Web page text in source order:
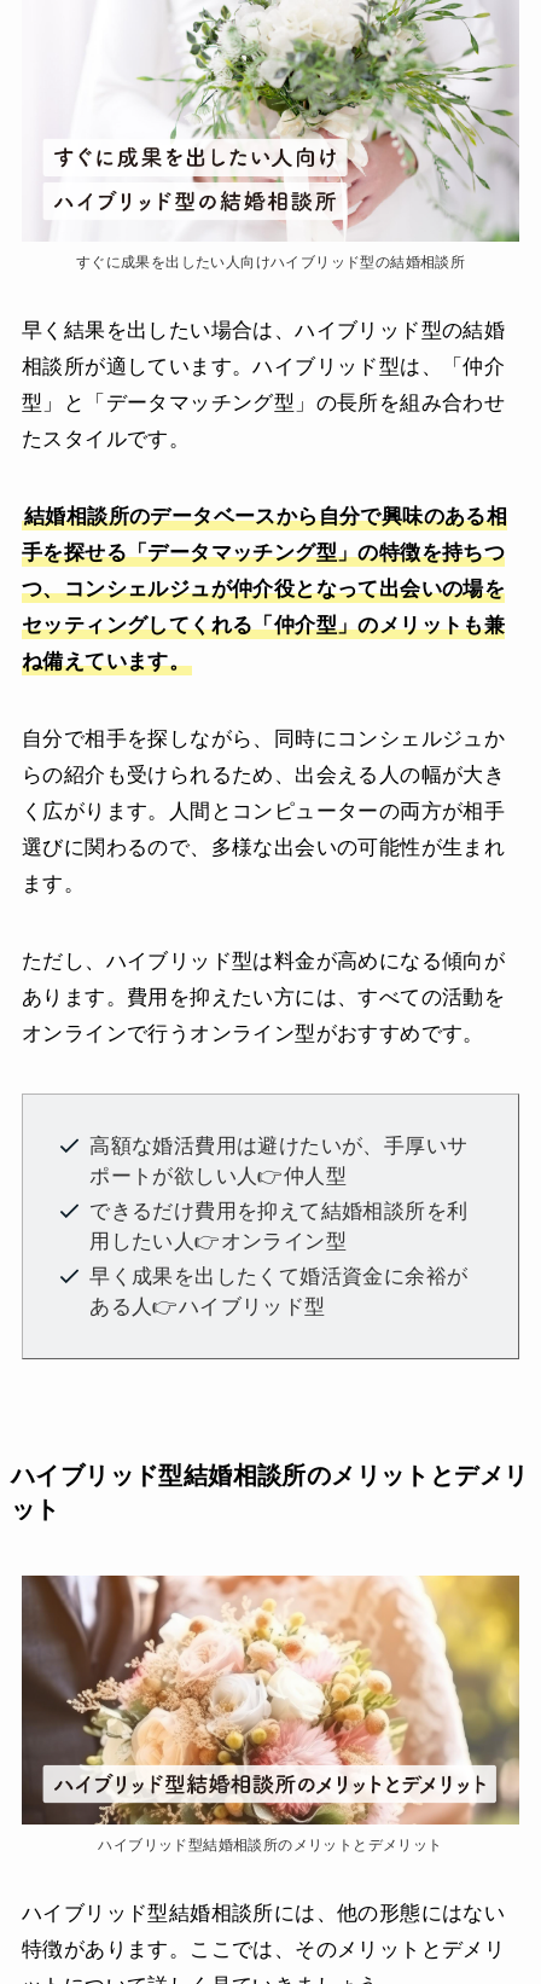
すぐに成果を出したい人向けハイブリッド型の結婚相談所
早く結果を出したい場合は、ハイブリッド型の結婚
相談所が適しています。ハイブリッド型は、「仲介
型」と「データマッチング型」の長所を組み合わせ
たスタイルです。
結婚相談所のデータベースから自分で興味のある相
手を探せる「データマッチング型」の特徴を持ちつ
つ、コンシェルジュが仲介役となって出会いの場を
セッティングしてくれる「仲介型」のメリットも兼
ね備えています。
自分で相手を探しながら、同時にコンシェルジュか
らの紹介も受けられるため、出会える人の幅が大き
く広がります。人間とコンピューターの両方が相手
選びに関わるので、多様な出会いの可能性が生まれ
ます。
ただし、ハイブリッド型は料金が高めになる傾向が
あります。費用を抑えたい方には、すべての活動を
オンラインで行うオンライン型がおすすめです。
高額な婚活費用は避けたいが、手厚いサ
ポートが欲しい人👉仲人型
できるだけ費用を抑えて結婚相談所を利
用したい人👉オンライン型
早く成果を出したくて婚活資金に余裕が
ある人👉ハイブリッド型
ハイブリッド型結婚相談所のメリットとデメリ
ット
ハイブリッド型結婚相談所のメリットとデメリット
ハイブリッド型結婚相談所には、他の形態にはない
特徴があります。ここでは、そのメリットとデメリ